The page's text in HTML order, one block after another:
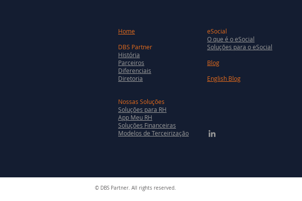
Home
DBS Partner
História
Parceiros
Diferenciais
Diretoria
eSocial
O que é o eSocial
Soluções para o eSocial
Blog
English Blog
Nossas Soluções
Soluções para RH
App Meu RH
Soluções Financeiras
Modelos de Terceirização
© DBS Partner. All rights reserved.